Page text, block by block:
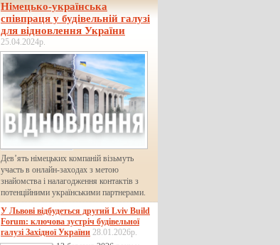
Німецько-українська
співпраця у будівельній галузі
для відновлення України
25.04.2024р.
Дев’ять німецьких компаній візьмуть
участь в онлайн-заходах з метою
знайомства і налагодження контактів з
потенційними українськими партнерами.
У Львові відбудеться другий Lviv Build
Forum: ключова зустріч будівельної
галузі Західної України 28.01.2026р.